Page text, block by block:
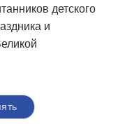
детского
и